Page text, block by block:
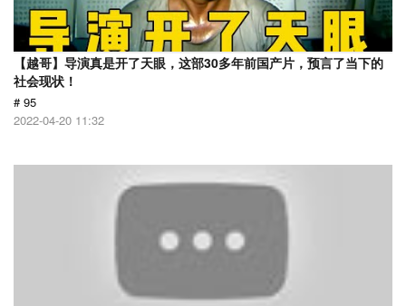
【越哥】导演真是开了天眼，这部30多年前国产片，预言了当下的
社会现状！
# 95
2022-04-20 11:32